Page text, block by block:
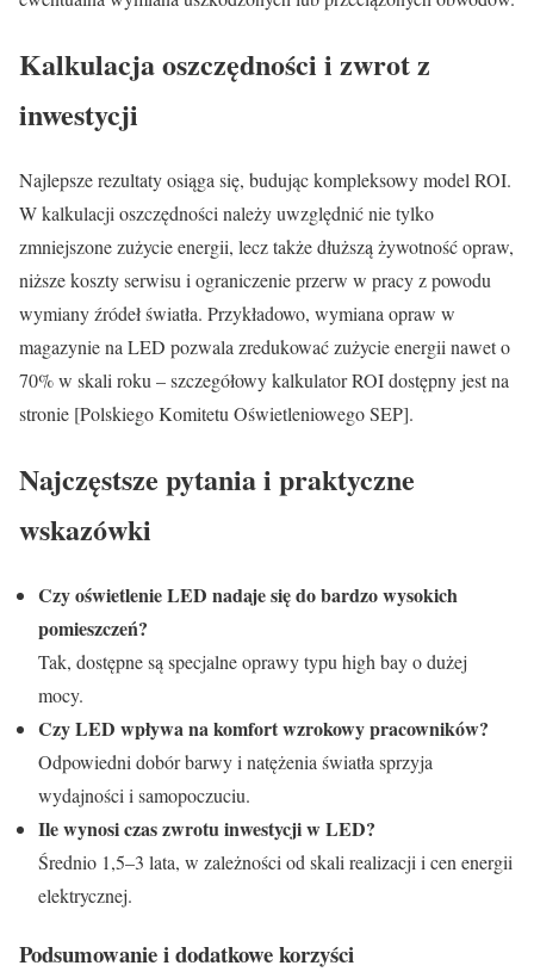
Kalkulacja oszczędności i zwrot z
inwestycji
Najlepsze rezultaty osiąga się, budując kompleksowy model ROI.
W kalkulacji oszczędności należy uwzględnić nie tylko
zmniejszone zużycie energii, lecz także dłuższą żywotność opraw,
niższe koszty serwisu i ograniczenie przerw w pracy z powodu
wymiany źródeł światła. Przykładowo, wymiana opraw w
magazynie na LED pozwala zredukować zużycie energii nawet o
70% w skali roku – szczegółowy kalkulator ROI dostępny jest na
stronie [Polskiego Komitetu Oświetleniowego SEP].
Najczęstsze pytania i praktyczne
wskazówki
Czy oświetlenie LED nadaje się do bardzo wysokich
pomieszczeń?
Tak, dostępne są specjalne oprawy typu high bay o dużej
mocy.
Czy LED wpływa na komfort wzrokowy pracowników?
Odpowiedni dobór barwy i natężenia światła sprzyja
wydajności i samopoczuciu.
Ile wynosi czas zwrotu inwestycji w LED?
Średnio 1,5–3 lata, w zależności od skali realizacji i cen energii
elektrycznej.
Podsumowanie i dodatkowe korzyści